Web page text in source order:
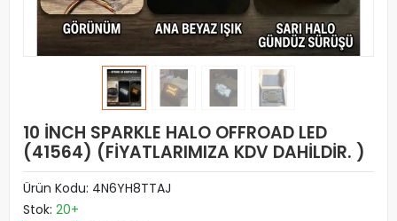
10 İNCH SPARKLE HALO OFFROAD LED
(41564) (FİYATLARIMIZA KDV DAHİLDİR. )
Ürün Kodu: 4N6YH8TTAJ
Stok: 20+